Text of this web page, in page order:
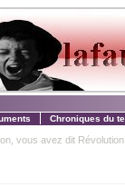
Chroniques du
vous avez dit Révolution